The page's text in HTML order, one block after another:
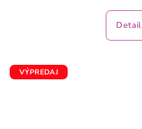
Detail
VÝPREDAJ